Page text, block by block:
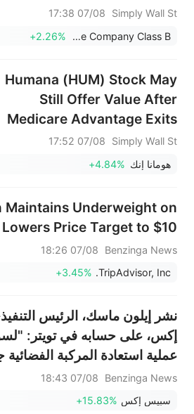
Simply Wall St
07/08 17:38
Molson Coors Beverage Company Class B
+2.26%
Humana (HUM) Stock May
Still Offer Value After
Medicare Advantage Exits
Simply Wall St
07/08 17:52
هومانا إنك +4.84%
Maintains Underweight on
Price Target to $10
Benzinga News
07/08 18:26
TripAdvisor, Inc.
+3.45%
نشر إيلون ماسك، الرئيس
إكس، على حسابه في تويتر:
عملية استعادة المركبة
الحالي. ومع ذلك، تمكنا من
مقرّبة لمناطق حيوية من الدرع
Benzinga News
07/08 18:43
سبيس إكس +15.83%